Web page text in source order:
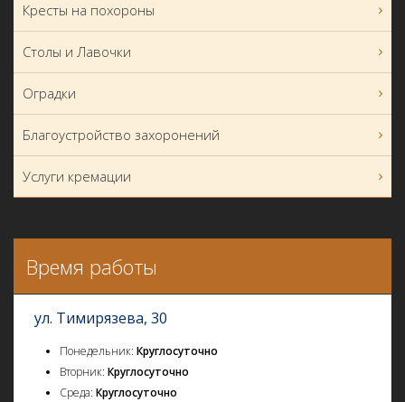
Кресты на похороны
Столы и Лавочки
Оградки
Благоустройство захоронений
Услуги кремации
Время работы
ул. Тимирязева, 30
Понедельник: Круглосуточно
Вторник: Круглосуточно
Среда: Круглосуточно